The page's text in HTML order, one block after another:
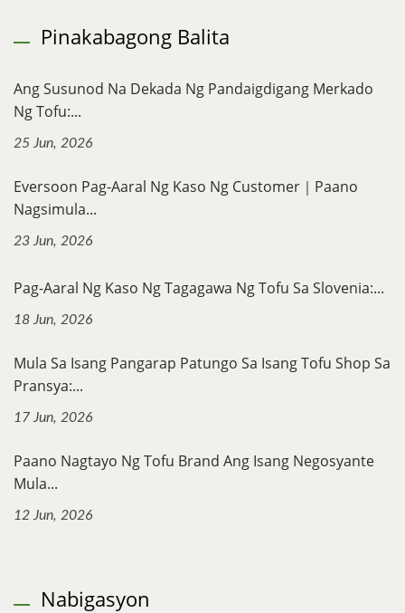
Pinakabagong Balita
Ang Susunod Na Dekada Ng Pandaigdigang Merkado
Ng Tofu:...
25 Jun, 2026
Eversoon Pag-Aaral Ng Kaso Ng Customer｜Paano
Nagsimula...
23 Jun, 2026
Pag-Aaral Ng Kaso Ng Tagagawa Ng Tofu Sa Slovenia:...
18 Jun, 2026
Mula Sa Isang Pangarap Patungo Sa Isang Tofu Shop Sa
Pransya:...
17 Jun, 2026
Paano Nagtayo Ng Tofu Brand Ang Isang Negosyante
Mula...
12 Jun, 2026
Nabigasyon